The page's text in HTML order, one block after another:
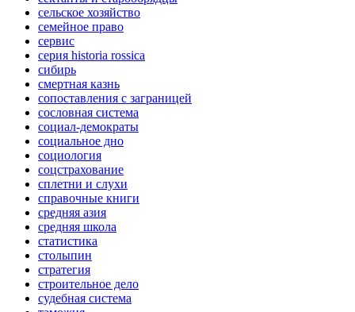
сельское хозяйство
семейное право
сервис
серия historia rossica
сибирь
смертная казнь
сопоставления с заграницей
сословная система
социал-демократы
социальное дно
социология
соцстрахование
сплетни и слухи
справочные книги
средняя азия
средняя школа
статистика
столыпин
стратегия
строительное дело
судебная система